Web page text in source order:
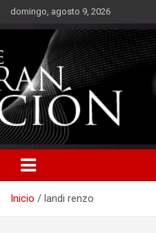
Saltardomingo, agosto 9, 2026
Inicio landi renzo